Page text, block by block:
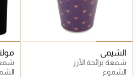
الشيمي
شمعة برائحة الأرز
الشموع